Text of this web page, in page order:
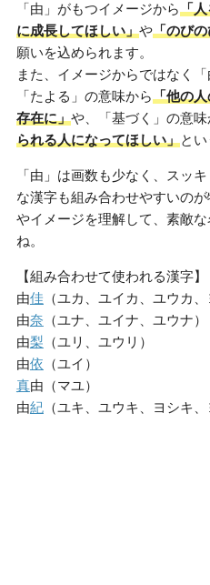
「由」がもつイメージから「
に成長してほしい」や「のび
願いを込められます。
また、イメージからではなく
「たよる」の意味から「他の
存在に」や、「基づく」の意味
られる人になってほしい」とい
「由」は画数も少なく、スッ
な漢字も組み合わせやすいの
やイメージを理解して、素敵
ね。
【組み合わせて使われる漢字】
由佳 （ユカ、ユイカ、ユウカ、
由奈 （ユナ、ユイナ、ユウナ）
由梨 （ユリ、ユウリ）
由依 （ユイ）
真由（マユ）
由紀（ユキ、ユウキ、ヨシキ